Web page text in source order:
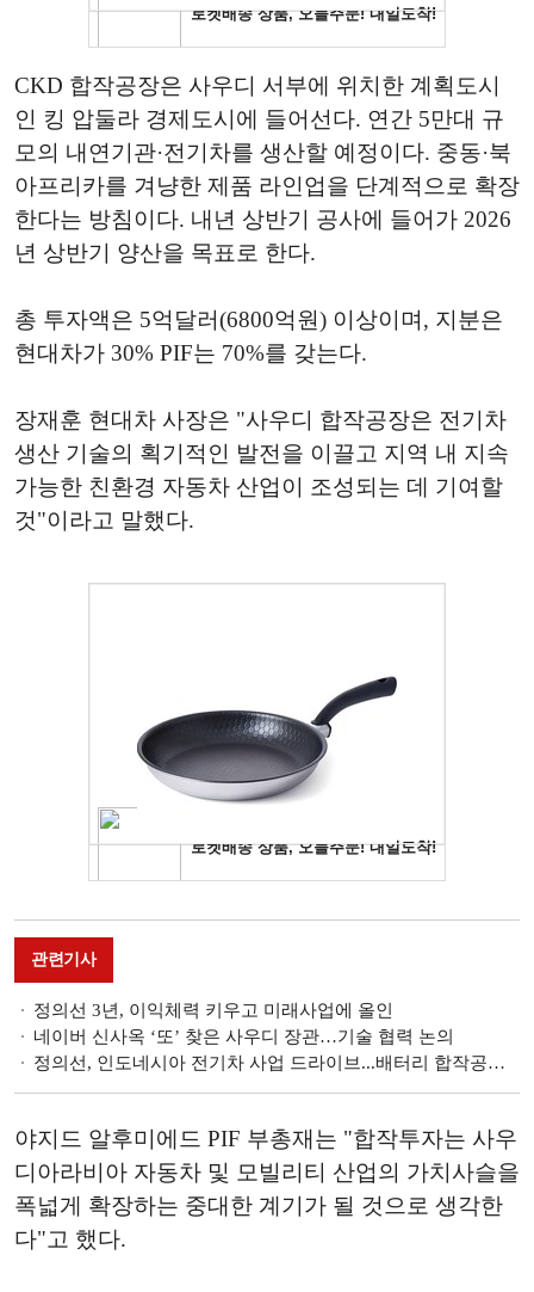
CKD 합작공장은 사우디 서부에 위치한 계획도시
인 킹 압둘라 경제도시에 들어선다. 연간 5만대 규
모의 내연기관·전기차를 생산할 예정이다. 중동·북
아프리카를 겨냥한 제품 라인업을 단계적으로 확장
한다는 방침이다. 내년 상반기 공사에 들어가 2026
년 상반기 양산을 목표로 한다.
총 투자액은 5억달러(6800억원) 이상이며, 지분은
현대차가 30% PIF는 70%를 갖는다.
장재훈 현대차 사장은 "사우디 합작공장은 전기차
생산 기술의 획기적인 발전을 이끌고 지역 내 지속
가능한 친환경 자동차 산업이 조성되는 데 기여할
것"이라고 말했다.
관련기사
정의선 3년, 이익체력 키우고 미래사업에 올인
네이버 신사옥 ‘또’ 찾은 사우디 장관…기술 협력 논의
정의선, 인도네시아 전기차 사업 드라이브...배터리 합작공장 점검
야지드 알후미에드 PIF 부총재는 "합작투자는 사우
디아라비아 자동차 및 모빌리티 산업의 가치사슬을
폭넓게 확장하는 중대한 계기가 될 것으로 생각한
다"고 했다.